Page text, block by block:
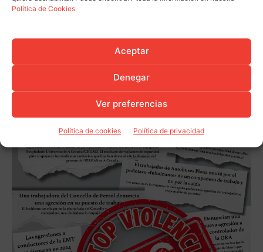
Política de Cookies
Aceptar
Denegar
Ver preferencias
Política de cookies Política de privacidad